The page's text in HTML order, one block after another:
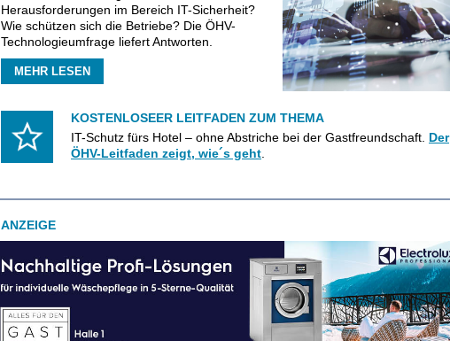
Herausforderungen im Bereich IT-Sicherheit?
Wie schützen sich die Betriebe? Die ÖHV-
Technologieumfrage liefert Antworten.
MEHR LESEN
KOSTENLOSEER LEITFADEN ZUM THEMA
IT-Schutz fürs Hotel – ohne Abstriche bei der Gastfreundschaft. Der
ÖHV-Leitfaden zeigt, wie´s geht
ANZEIGE